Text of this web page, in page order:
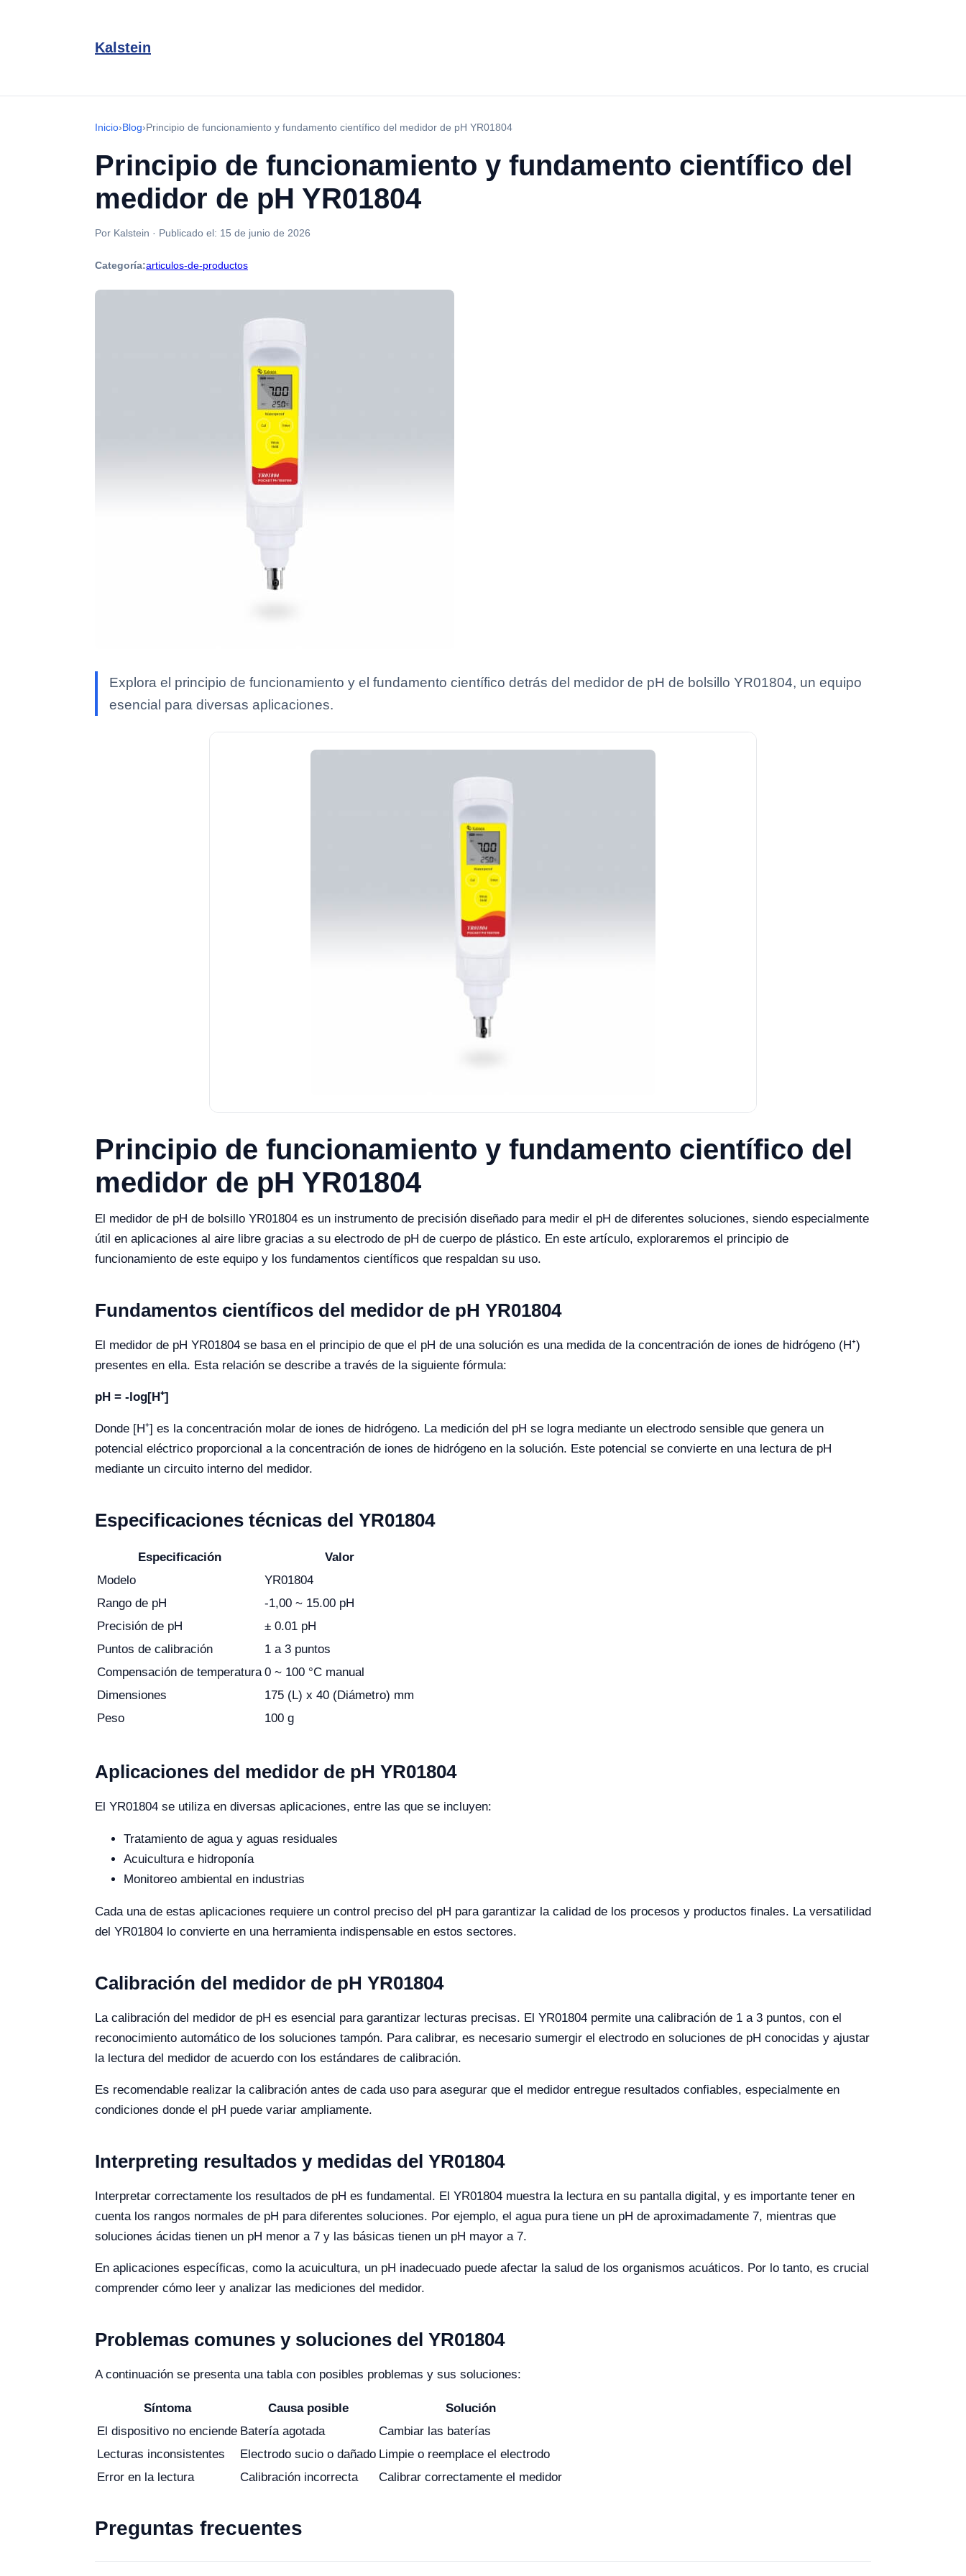
Kalstein
Inicio›Blog›Principio de funcionamiento y fundamento científico del medidor de pH YR01804
Principio de funcionamiento y fundamento científico del
medidor de pH YR01804
Por Kalstein · Publicado el: 15 de junio de 2026
Categoría:articulos-de-productos
Explora el principio de funcionamiento y el fundamento científico detrás del medidor de pH de bolsillo YR01804, un equipo
esencial para diversas aplicaciones.
Principio de funcionamiento y fundamento científico del
medidor de pH YR01804
El medidor de pH de bolsillo YR01804 es un instrumento de precisión diseñado para medir el pH de diferentes soluciones, siendo especialmente
útil en aplicaciones al aire libre gracias a su electrodo de pH de cuerpo de plástico. En este artículo, exploraremos el principio de
funcionamiento de este equipo y los fundamentos científicos que respaldan su uso.
Fundamentos científicos del medidor de pH YR01804
El medidor de pH YR01804 se basa en el principio de que el pH de una solución es una medida de la concentración de iones de hidrógeno (H⁺)
presentes en ella. Esta relación se describe a través de la siguiente fórmula:
pH = -log[H⁺]
Donde [H⁺] es la concentración molar de iones de hidrógeno. La medición del pH se logra mediante un electrodo sensible que genera un
potencial eléctrico proporcional a la concentración de iones de hidrógeno en la solución. Este potencial se convierte en una lectura de pH
mediante un circuito interno del medidor.
Especificaciones técnicas del YR01804
Especificación
Valor
Modelo
YR01804
Rango de pH
-1,00 ~ 15.00 pH
Precisión de pH
± 0.01 pH
Puntos de calibración
1 a 3 puntos
Compensación de temperatura 0 ~ 100 °C manual
Dimensiones
175 (L) x 40 (Diámetro) mm
Peso
100 g
Aplicaciones del medidor de pH YR01804
El YR01804 se utiliza en diversas aplicaciones, entre las que se incluyen:
Tratamiento de agua y aguas residuales
Acuicultura e hidroponía
Monitoreo ambiental en industrias
Cada una de estas aplicaciones requiere un control preciso del pH para garantizar la calidad de los procesos y productos finales. La versatilidad
del YR01804 lo convierte en una herramienta indispensable en estos sectores.
Calibración del medidor de pH YR01804
La calibración del medidor de pH es esencial para garantizar lecturas precisas. El YR01804 permite una calibración de 1 a 3 puntos, con el
reconocimiento automático de los soluciones tampón. Para calibrar, es necesario sumergir el electrodo en soluciones de pH conocidas y ajustar
la lectura del medidor de acuerdo con los estándares de calibración.
Es recomendable realizar la calibración antes de cada uso para asegurar que el medidor entregue resultados confiables, especialmente en
condiciones donde el pH puede variar ampliamente.
Interpreting resultados y medidas del YR01804
Interpretar correctamente los resultados de pH es fundamental. El YR01804 muestra la lectura en su pantalla digital, y es importante tener en
cuenta los rangos normales de pH para diferentes soluciones. Por ejemplo, el agua pura tiene un pH de aproximadamente 7, mientras que
soluciones ácidas tienen un pH menor a 7 y las básicas tienen un pH mayor a 7.
En aplicaciones específicas, como la acuicultura, un pH inadecuado puede afectar la salud de los organismos acuáticos. Por lo tanto, es crucial
comprender cómo leer y analizar las mediciones del medidor.
Problemas comunes y soluciones del YR01804
A continuación se presenta una tabla con posibles problemas y sus soluciones:
Síntoma Causa posible
Solución
El dispositivo no enciende Batería agotada
Cambiar las baterías
Lecturas inconsistentes
Electrodo sucio o dañado Limpie o reemplace el electrodo
Error en la lectura
Calibración incorrecta Calibrar correctamente el medidor
Preguntas frecuentes